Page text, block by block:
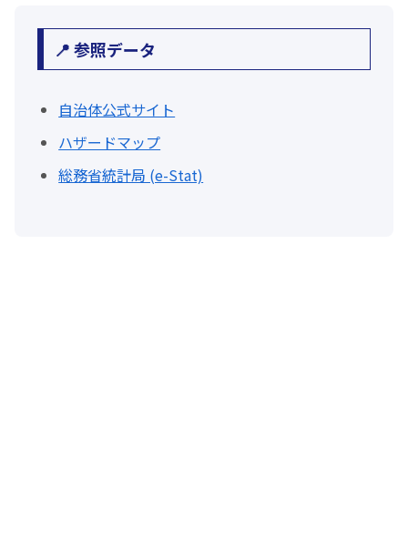
📍 参照データ
自治体公式サイト
ハザードマップ
総務省統計局 (e-Stat)